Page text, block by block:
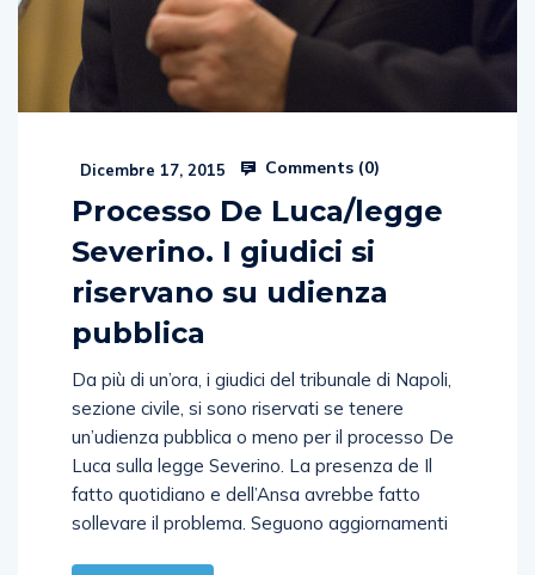
Dicembre 17, 2015 Comments (0)
Processo De Luca/legge
Severino. I giudici si
riservano su udienza
pubblica
Da più di un’ora, i giudici del tribunale di Napoli,
sezione civile, si sono riservati se tenere
un’udienza pubblica o meno per il processo De
Luca sulla legge Severino. La presenza de Il
fatto quotidiano e dell’Ansa avrebbe fatto
sollevare il problema. Seguono aggiornamenti